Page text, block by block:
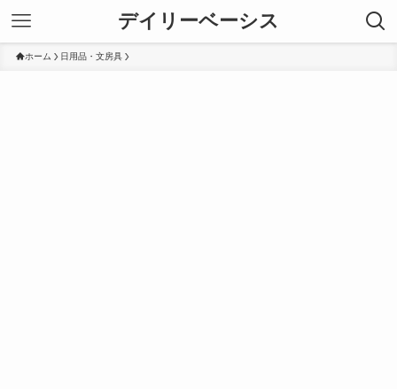
デイリーベーシス
ホーム 日用品・文房具